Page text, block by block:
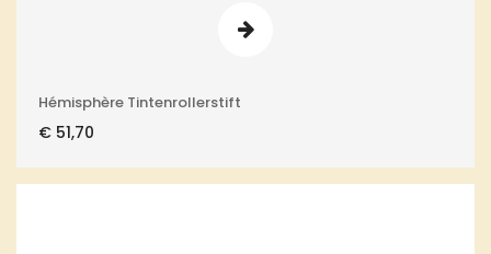
Hémisphère Tintenrollerstift
€ 51,70